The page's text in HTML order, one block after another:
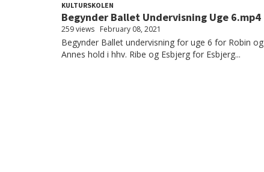
KULTURSKOLEN
Begynder Ballet Undervisning Uge 6.mp4
259 views February 08, 2021
Begynder Ballet undervisning for uge 6 for Robin og
Annes hold i hhv. Ribe og Esbjerg for Esbjerg...